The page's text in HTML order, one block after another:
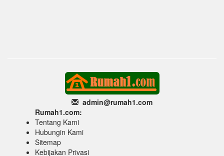
admin@rumah1.com
Rumah1.com:
Tentang Kami
Hubungin Kami
Sitemap
Kebijakan Privasi